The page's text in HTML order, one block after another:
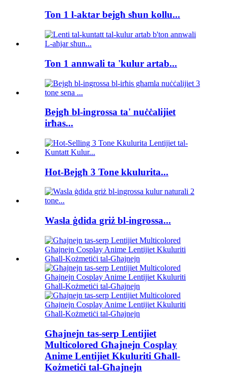
Ton 1 l-aktar bejgħ sħun kollu...
Ton 1 annwali ta 'kulur artab...
Bejgħ bl-ingrossa ta' nuċċalijiet
irħas...
Hot-Bejgħ 3 Tone kkulurita...
Wasla ġdida griż bl-ingrossa...
Għajnejn tas-serp Lentijiet
Multicolored Għajnejn Cosplay
Anime Lentijiet Kkuluriti Għall-
Kożmetiċi tal-Għajnejn